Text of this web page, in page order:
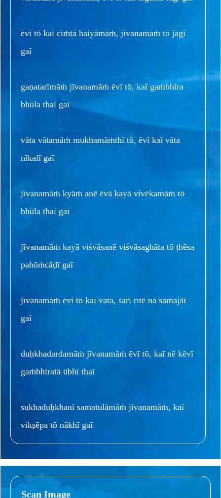
ēvī tō kaī ciṁtā haiyāmāṁ, jīvanamāṁ tō jāgī
gaī
gaṇatarīmāṁ jīvanamāṁ ēvī tō, kaī gaṁbhīra
bhūla thaī gaī
vāta vātamāṁ mukhamāṁthī tō, ēvī kaī vāta
nīkalī gaī
jīvanamāṁ kyāṁ anē ēvā kayā vivēkamāṁ tō
bhūla thaī gaī
jīvanamāṁ kayā viśvāsanē viśvāsaghāta tō ṭhēsa
pahōṁcāḍī gaī
jīvanamāṁ ēvī tō kaī vāta, sārī rītē nā samajāī
gaī
duḥkhadardamāṁ jīvanamāṁ ēvī tō, kaī nē kēvī
gaṁbhīratā ūbhī thaī
sukhaduḥkhanī samatulāmāṁ jīvanamāṁ, kaī
vikṣēpa tō nākhī gaī
Scan Image